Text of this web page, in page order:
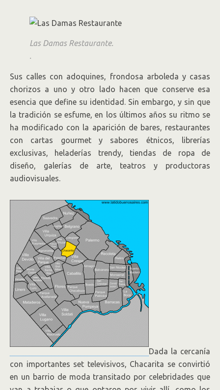
Las Damas Restaurante.
.
Sus calles con adoquines, frondosa arboleda y casas
chorizos a uno y otro lado hacen que conserve esa
esencia que define su identidad. Sin embargo, y sin que
la tradición se esfume, en los últimos años su ritmo se
ha modificado con la aparición de bares, restaurantes
con cartas gourmet y sabores étnicos, librerías
exclusivas, heladerías trendy, tiendas de ropa de
diseño, galerías de arte, teatros y productoras
audiovisuales.
Dada la cercanía
con importantes set televisivos, Chacarita se convirtió
en un barrio de moda transitado por celebridades que